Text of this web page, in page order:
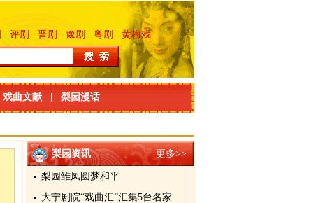
评剧 晋剧 豫剧 粤剧 黄梅戏
戏曲文献 梨园漫话
更多>>
梨园资讯
梨园雏凤圆梦和平
大宁剧院“戏曲汇”汇集5台名家